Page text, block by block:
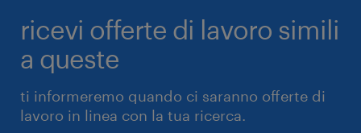
ricevi offerte di lavoro simili
a queste
ti informeremo quando ci saranno offerte di
lavoro in linea con la tua ricerca.